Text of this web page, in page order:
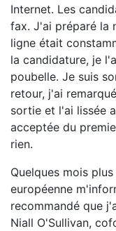
Internet. Les
fax. J'ai préparé la
ligne était
la candidature, je
poubelle. Je suis
retour, j'ai
sortie et l'ai lissée
acceptée du
rien.
Quelques mois
européenne
recommandé que
Niall O'Sullivan,